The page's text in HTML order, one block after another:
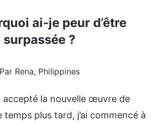
ai-je peur d’être
surpassée ?
Par Rena, Philippines
accepté la nouvelle œuvre de
temps plus tard, j’ai commencé à